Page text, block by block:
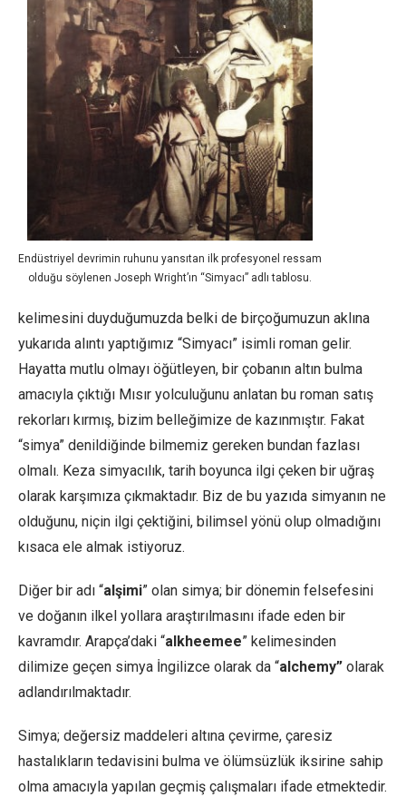
Endüstriyel devrimin ruhunu yansıtan ilk profesyonel ressam
olduğu söylenen Joseph Wright’ın “Simyacı” adlı tablosu.
kelimesini duyduğumuzda belki de birçoğumuzun aklına
yukarıda alıntı yaptığımız “Simyacı” isimli roman gelir.
Hayatta mutlu olmayı öğütleyen, bir çobanın altın bulma
amacıyla çıktığı Mısır yolculuğunu anlatan bu roman satış
rekorları kırmış, bizim belleğimize de kazınmıştır. Fakat
“simya” denildiğinde bilmemiz gereken bundan fazlası
olmalı. Keza simyacılık, tarih boyunca ilgi çeken bir uğraş
olarak karşımıza çıkmaktadır. Biz de bu yazıda simyanın ne
olduğunu, niçin ilgi çektiğini, bilimsel yönü olup olmadığını
kısaca ele almak istiyoruz.
Diğer bir adı “alşimi” olan simya; bir dönemin felsefesini
ve doğanın ilkel yollara araştırılmasını ifade eden bir
kavramdır. Arapça’daki “alkheemee” kelimesinden
dilimize geçen simya İngilizce olarak da “alchemy” olarak
adlandırılmaktadır.
Simya; değersiz maddeleri altına çevirme, çaresiz
hastalıkların tedavisini bulma ve ölümsüzlük iksirine sahip
olma amacıyla yapılan geçmiş çalışmaları ifade etmektedir.